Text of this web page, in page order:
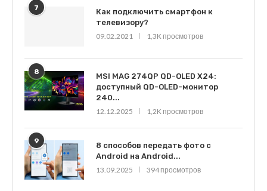
7
Как подключить смартфон к
телевизору?
09.02.2021
1,3K просмотров
8
MSI MAG 274QP QD-OLED X24:
доступный QD-OLED-монитор
240...
12.12.2025
1,2K просмотров
9
8 способов передать фото с
Android на Android...
13.09.2025
394 просмотров